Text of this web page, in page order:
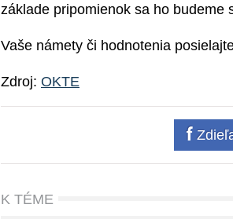
základe pripomienok sa ho
Vaše námety či hodnotenia
Zdroj: OKTE
K TÉME